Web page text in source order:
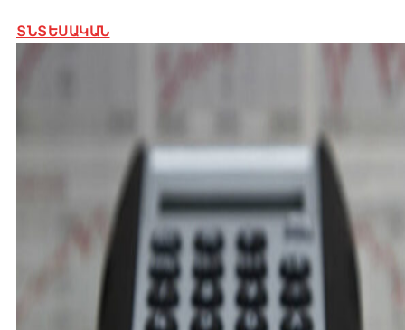
ՏՆՏԵՍԱԿԱՆ